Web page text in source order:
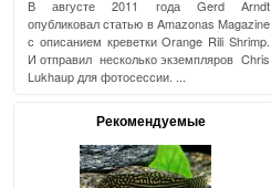
В августе 2011 года Gerd Arndt
опубликовал статью в Amazonas Magazine
с описанием креветки Orange Rili Shrimp.
И отправил несколько экземпляров Chris
Lukhaup для фотосессии. ...
Рекомендуемые